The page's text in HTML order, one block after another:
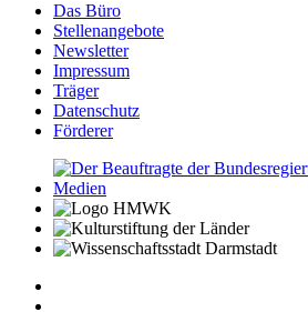
Das Büro
Stellenangebote
Newsletter
Impressum
Träger
Datenschutz
Förderer